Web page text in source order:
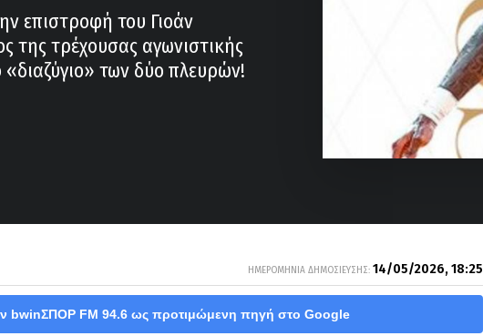
επιστροφή του Γιοάν
της τρέχουσας αγωνιστικής
«διαζύγιο» των δύο πλευρών!
ΗΜΕΡΟΜΗΝΙΑ ΔΗΜΟΣΙΕΥΣΗΣ: 14/05/2026, 18:25
bwinΣΠΟΡ FM 94.6 ως προτιμώμενη πηγή στο Google